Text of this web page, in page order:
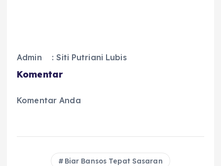
Admin : Siti Putriani Lubis
Komentar
Komentar Anda
Biar Bansos Tepat Sasaran